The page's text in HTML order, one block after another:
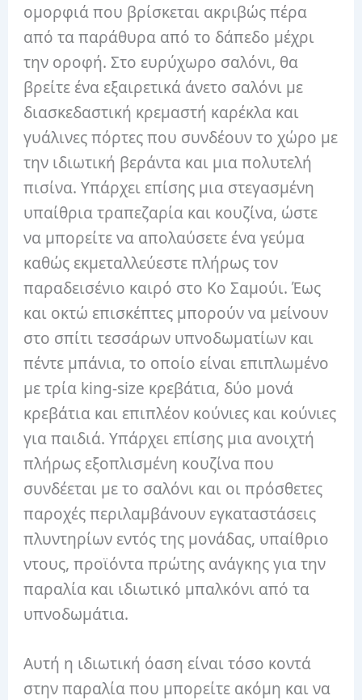
ομορφιά που βρίσκεται ακριβώς πέρα ​​
από τα παράθυρα από το δάπεδο μέχρι
την οροφή. Στο ευρύχωρο σαλόνι, θα
βρείτε ένα εξαιρετικά άνετο σαλόνι με
διασκεδαστική κρεμαστή καρέκλα και
γυάλινες πόρτες που συνδέουν το χώρο με
την ιδιωτική βεράντα και μια πολυτελή
πισίνα. Υπάρχει επίσης μια στεγασμένη
υπαίθρια τραπεζαρία και κουζίνα, ώστε
να μπορείτε να απολαύσετε ένα γεύμα
καθώς εκμεταλλεύεστε πλήρως τον
παραδεισένιο καιρό στο Κο Σαμούι. Έως
και οκτώ επισκέπτες μπορούν να μείνουν
στο σπίτι τεσσάρων υπνοδωματίων και
πέντε μπάνια, το οποίο είναι επιπλωμένο
με τρία king-size κρεβάτια, δύο μονά
κρεβάτια και επιπλέον κούνιες και κούνιες
για παιδιά. Υπάρχει επίσης μια ανοιχτή
πλήρως εξοπλισμένη κουζίνα που
συνδέεται με το σαλόνι και οι πρόσθετες
παροχές περιλαμβάνουν εγκαταστάσεις
πλυντηρίων εντός της μονάδας, υπαίθριο
ντους, προϊόντα πρώτης ανάγκης για την
παραλία και ιδιωτικό μπαλκόνι από τα
υπνοδωμάτια.
Αυτή η ιδιωτική όαση είναι τόσο κοντά
στην παραλία που μπορείτε ακόμη και να